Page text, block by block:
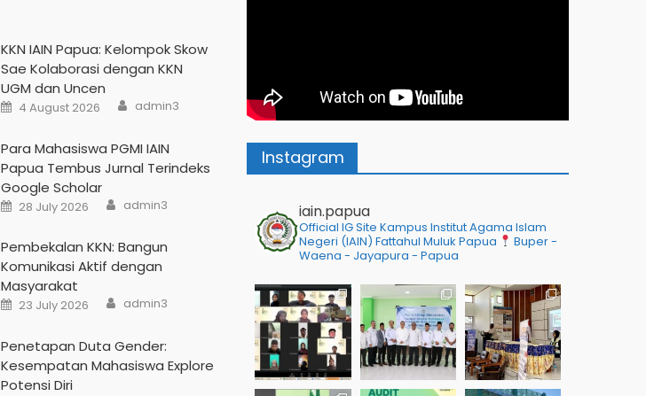
KKN IAIN Papua: Kelompok Skow
Sae Kolaborasi dengan KKN
UGM dan Uncen
4 August 2026 admin3
Para Mahasiswa PGMI IAIN
Papua Tembus Jurnal Terindeks
Google Scholar
28 July 2026 admin3
Pembekalan KKN: Bangun
Komunikasi Aktif dengan
Masyarakat
23 July 2026 admin3
Penetapan Duta Gender:
Kesempatan Mahasiswa Explore
Potensi Diri
Instagram
iain.papua
Official IG Site Kampus Institut Agama Islam
Negeri (IAIN) Fattahul Muluk Papua
Buper -
Waena - Jayapura - Papua